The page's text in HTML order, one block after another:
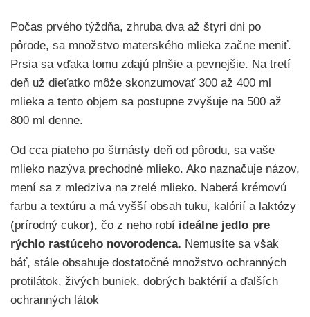
Počas prvého týždňa, zhruba dva až štyri dni po
pôrode, sa množstvo materského mlieka začne meniť.
Prsia sa vďaka tomu zdajú plnšie a pevnejšie. Na tretí
deň už dieťatko môže skonzumovať 300 až 400 ml
mlieka a tento objem sa postupne zvyšuje na 500 až
800 ml denne.
Od cca piateho po štrnásty deň od pôrodu, sa vaše
mlieko nazýva prechodné mlieko. Ako naznačuje názov,
mení sa z mledziva na zrelé mlieko. Naberá krémovú
farbu a textúru a má vyšší obsah tuku, kalórií a laktózy
(prírodný cukor), čo z neho robí ideálne jedlo pre
rýchlo rastúceho novorodenca. Nemusíte sa však
báť, stále obsahuje dostatočné množstvo ochranných
protilátok, živých buniek, dobrých baktérií a ďalších
ochranných látok